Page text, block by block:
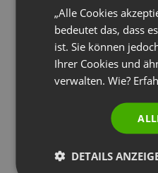
vermitteln, damit sie ihre
können. Oder Sie
Erziehungstechniken
Kinder besser erziehen
Fragen Sie sich nun: „
Kurse unterrichten?“
Bedenken Sie nur, dass
„Alle Cookies
bedeutet das, dass
ist. Sie können
Ihrer Cookies und
verwalten. Wie?
DETAILS